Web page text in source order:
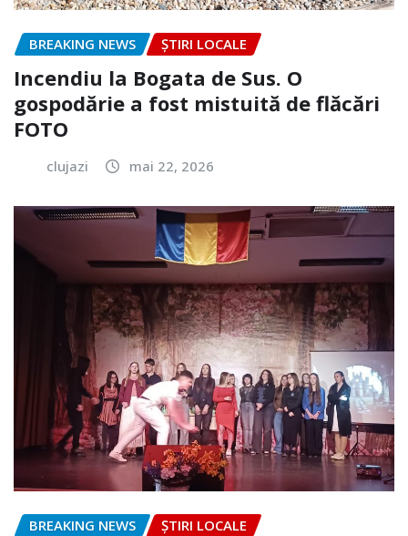
BREAKING NEWS ȘTIRI LOCALE
Incendiu la Bogata de Sus. O
gospodărie a fost mistuită de flăcări
FOTO
clujazi mai 22, 2026
BREAKING NEWS ȘTIRI LOCALE